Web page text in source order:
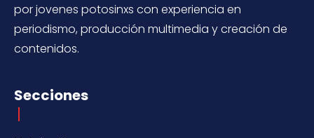
por jovenes potosinxs con experiencia en
periodismo, producción multimedia y creación de
contenidos.
Secciones